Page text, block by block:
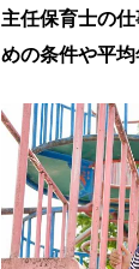
主任保育士の
めの条件や平